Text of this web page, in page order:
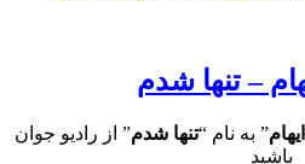
شدم
“تنها شدم” از رادیو جوان